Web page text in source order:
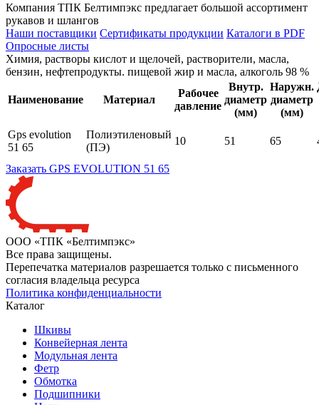
Компания ТПК Белтимпэкс предлагает большой ассортимент
рукавов и шлангов
Наши поставщики Сертификаты продукции Каталоги в PDF
Опросные листы
Химия, растворы кислот и щелочей, растворители, масла,
бензин, нефтепродукты. пищевой жир и масла, алкоголь 98 %
Наименование Материал
Рабочее
давление
Внутр.
диаметр
(мм)
Hаружн.
диаметр
(мм)
Gps evolution
51 65
Полиэтиленовый
(ПЭ)
10 51 65
Заказать GPS EVOLUTION 51 65
ООО «ТПК «Белтимпэкс»
Все права защищены.
Перепечатка материалов разрешается только с письменного
согласия владельца ресурса
Политика конфиденциальности
Каталог
Шкивы
Конвейерная лента
Модульная лента
Фетр
Обмотка
Подшипники